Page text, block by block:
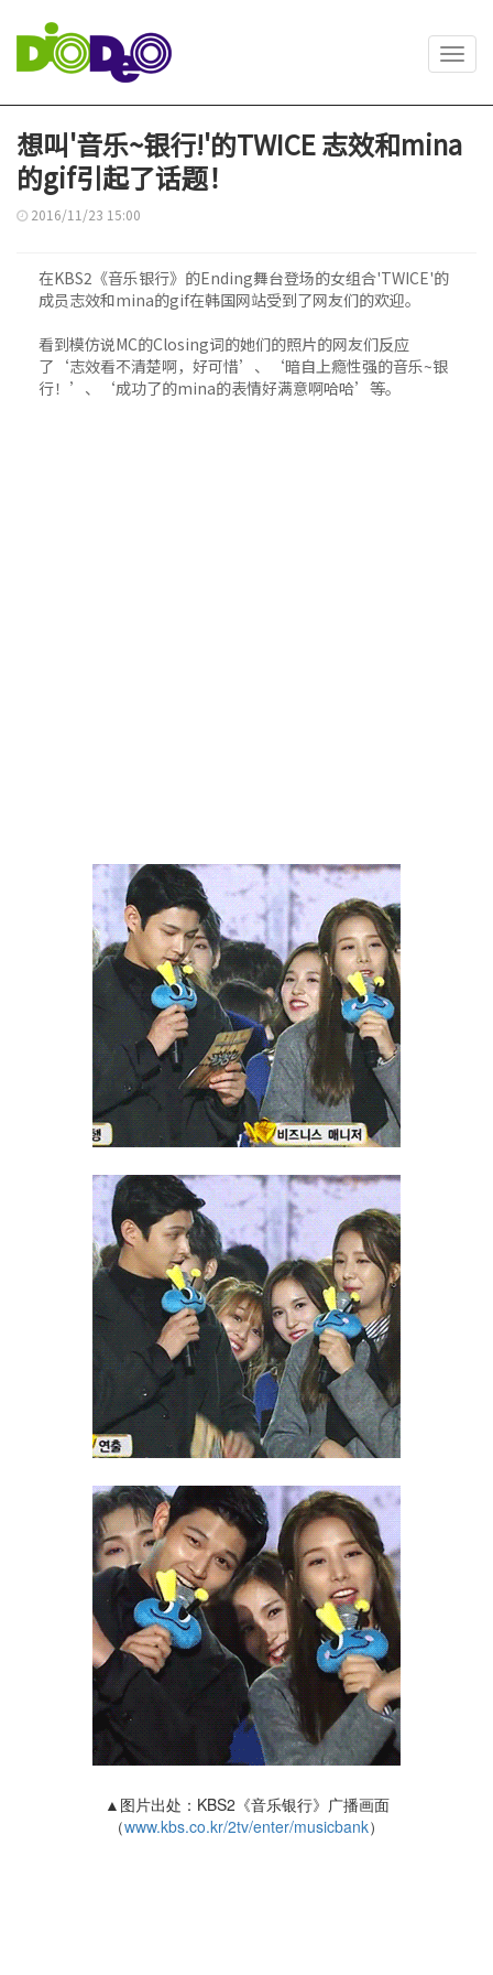
想叫'音乐~银行!'的TWICE 志效和mina
的gif引起了话题！
2016/11/23 15:00
在KBS2《音乐银行》的Ending舞台登场的女组合'TWICE'的
成员志效和mina的gif在韩国网站受到了网友们的欢迎。
看到模仿说MC的Closing词的她们的照片的网友们反应
了‘志效看不清楚啊，好可惜’、‘暗自上瘾性强的音乐~银
行！’、‘成功了的mina的表情好满意啊哈哈’等。
▲图片出处：KBS2《音乐银行》广播画面
（www.kbs.co.kr/2tv/enter/musicbank）